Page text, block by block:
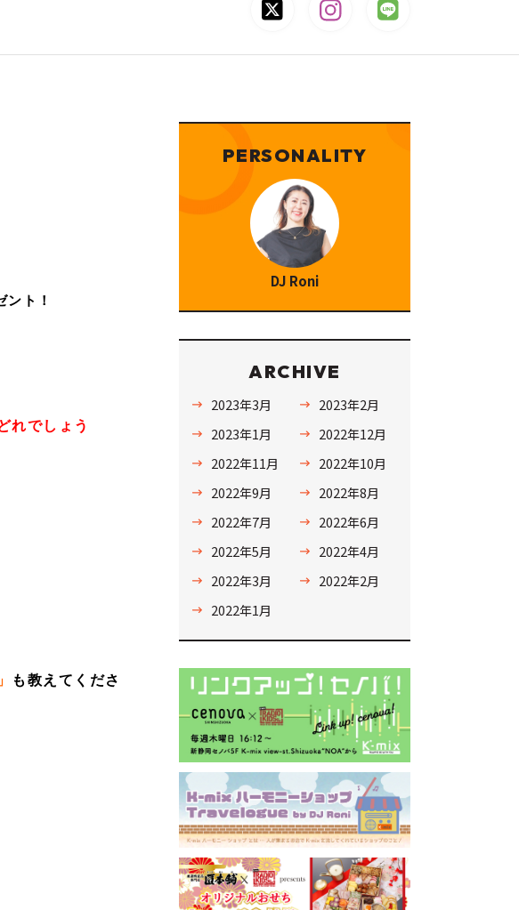
ト！
れでしょう
」 も 教えてくださ
PERSONALITY
DJ Roni
ARCHIVE
2023年3月
2023年2月
2023年1月
2022年12月
2022年11月
2022年10月
2022年9月
2022年8月
2022年7月
2022年6月
2022年5月
2022年4月
2022年3月
2022年2月
2022年1月